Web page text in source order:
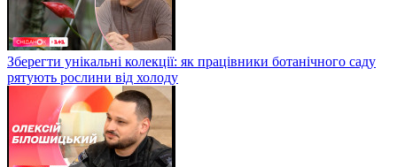
Зберегти унікальні колекції: як працівники ботанічного саду
рятують рослини від холоду